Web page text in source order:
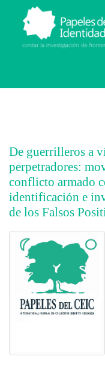
De guerrilleros a
perpetradores:
conflicto armado
identificación e
de los Falsos